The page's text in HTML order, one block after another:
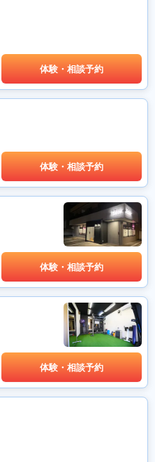
体験・相談予約
体験・相談予約
体験・相談予約
体験・相談予約